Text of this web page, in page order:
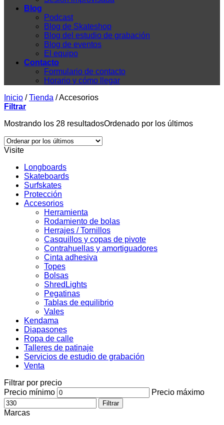
Blog
Podcast
Blog de Skateshop
Blog del estudio de grabación
Blog de eventos
El equipo
Contacto
Formulario de contacto
Horario y cómo llegar
Inicio / Tienda /Accesorios
Filtrar
Mostrando los 28 resultadosOrdenado por los últimos
Visite
Longboards
Skateboards
Surfskates
Protección
Accesorios
Herramienta
Rodamiento de bolas
Herrajes / Tornillos
Casquillos y copas de pivote
Contrahuellas y amortiguadores
Cinta adhesiva
Topes
Bolsas
ShredLights
Pegatinas
Tablas de equilibrio
Vales
Kendama
Diapasones
Ropa de calle
Talleres de patinaje
Servicios de estudio de grabación
Venta
Filtrar por precio
Precio mínimo
Precio máximo
Filtrar
Marcas